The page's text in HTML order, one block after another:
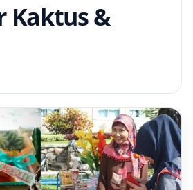
Kaktus &